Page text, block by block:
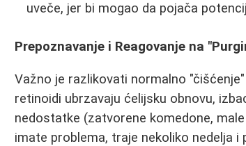
uveče, jer bi mogao da pojača
Prepoznavanje i Reagovanje na
Važno je razlikovati normalno
retinoidi ubrzavaju ćelijsku obnovu,
nedostatke (zatvorene komedone,
imate problema, traje nekoliko nedelja